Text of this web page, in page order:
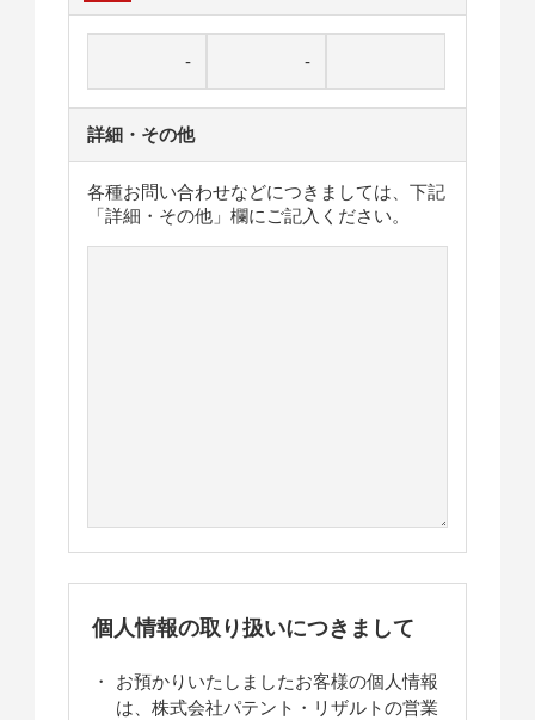
詳細・その他
各種お問い合わせなどにつきましては、下記
「詳細・その他」欄にご記入ください。
個人情報の取り扱いにつきまして
お預かりいたしましたお客様の個人情報
は、株式会社パテント・リザルトの営業